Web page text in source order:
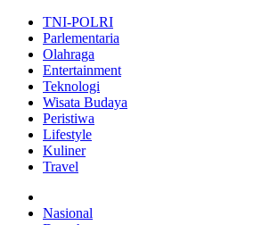
TNI-POLRI
Parlementaria
Olahraga
Entertainment
Teknologi
Wisata Budaya
Peristiwa
Lifestyle
Kuliner
Travel
Nasional